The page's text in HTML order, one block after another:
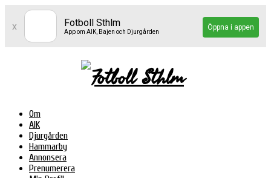
x Fotboll Sthlm
App om AIK, Bajen och Djurgården
Öppna i appen
Om
AIK
Djurgården
Hammarby
Annonsera
Prenumerera